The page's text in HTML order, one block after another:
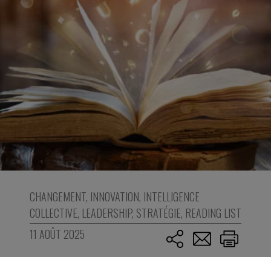
CHANGEMENT, INNOVATION, INTELLIGENCE
COLLECTIVE, LEADERSHIP, STRATÉGIE, READING LIST
11 AOÛT 2025